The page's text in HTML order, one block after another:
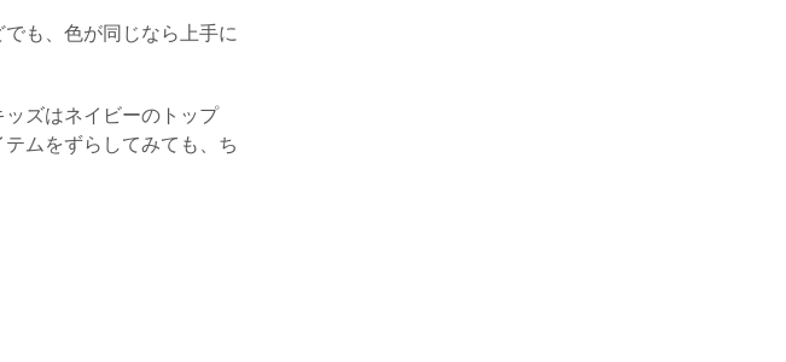
も、色が同じなら上手に
ズはネイビーのトップ
ムをずらしてみても、ち